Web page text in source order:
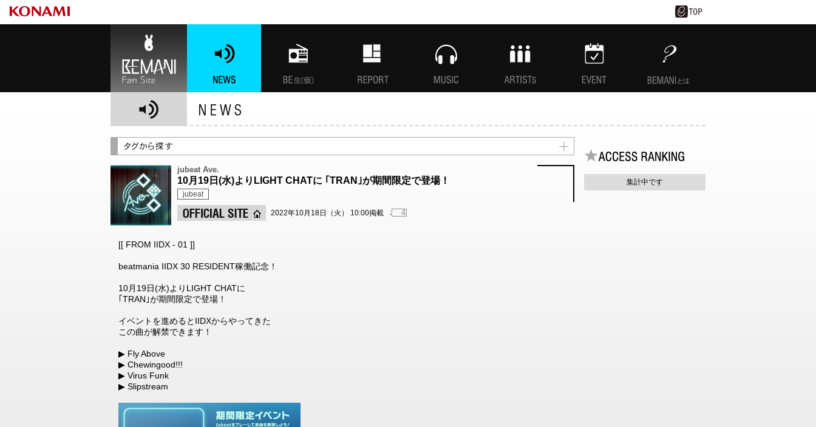
jubeat Ave.
10月19日(水)よりLIGHT CHATに ｢TRAN｣が期間限定で登場！
jubeat
2022年10月18日（火） 10:00掲載 4
[[ FROM IIDX - 01 ]]
beatmania IIDX 30 RESIDENT稼働記念！
10月19日(水)よりLIGHT CHATに
｢TRAN｣が期間限定で登場！
イベントを進めるとIIDXからやってきた
この曲が解禁できます！
▶ Fly Above
▶ Chewingood!!!
▶ Virus Funk
▶ Slipstream
集計中です